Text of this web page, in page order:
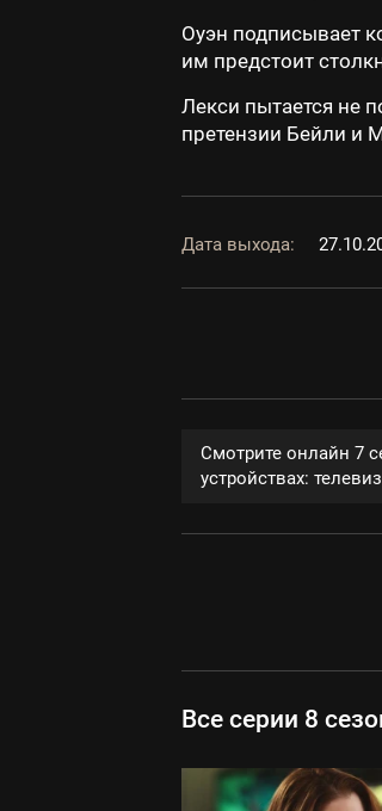
Оуэн подписывает
им предстоит
Лекси пытается не
претензии Бейли и
Дата выхода:
Смотрите онлайн 7
устройствах:
Все серии 8